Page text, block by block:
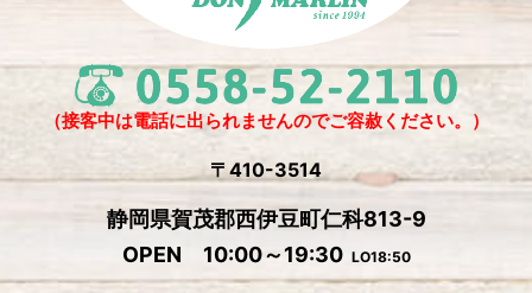
（接客中は電話に出られませんのでご容赦ください。）
〒410-3514
静岡県賀茂郡西伊豆町仁科813-9
OPEN 10:00～19:30 LO18:50